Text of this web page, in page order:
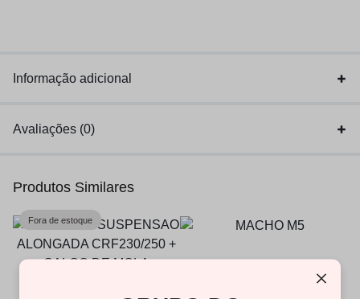
Informação adicional
Avaliações (0)
Produtos Similares
Fora de estoque